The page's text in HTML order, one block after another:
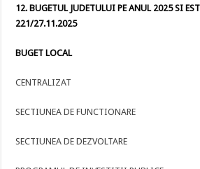
12. BUGETUL JUDETULUI PE ANUL 2025 SI
221/27.11.2025
BUGET LOCAL
CENTRALIZAT
SECTIUNEA DE FUNCTIONARE
SECTIUNEA DE DEZVOLTARE